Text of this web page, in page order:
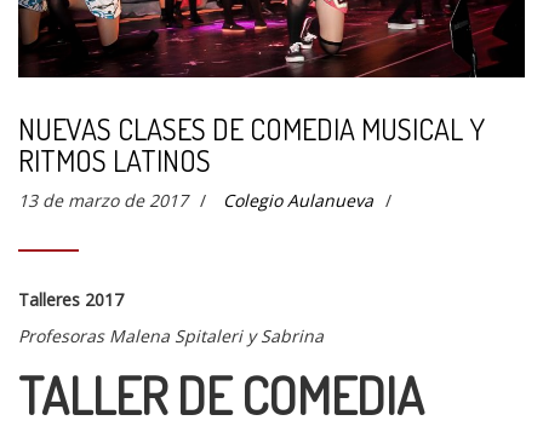
NUEVAS CLASES DE COMEDIA MUSICAL Y
RITMOS LATINOS
13 de marzo de 2017 / Colegio Aulanueva /
Talleres 2017
Profesoras Malena Spitaleri y Sabrina
TALLER DE COMEDIA